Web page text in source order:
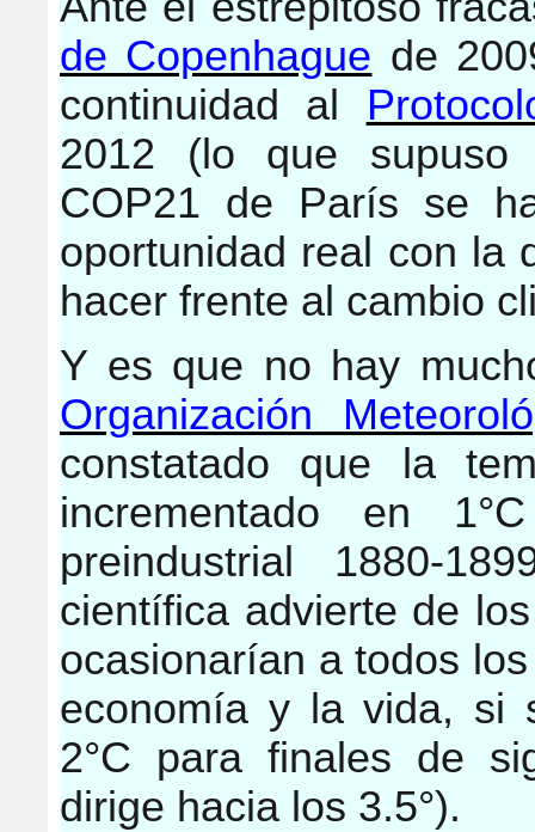
de Copenhague de
continuidad al
2012 (lo que supuso
COP21 de París se
oportunidad real con la
hacer frente al cambio
Y es que no hay
Organización
constatado que la
incrementado en
preindustrial 1880-
científica advierte de
ocasionarían a todos
economía y la vida, si
2°C para finales de
dirige hacia los 3.5°).